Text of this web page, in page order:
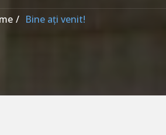
Bine ați venit!